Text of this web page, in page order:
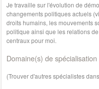
Je travaille sur l'évolution de
changements politiques actuels
droits humains, les mouvements
politique ainsi que les relations
centraux pour moi.
Domaine(s) de spécialisation
(Trouver d'autres spécialistes